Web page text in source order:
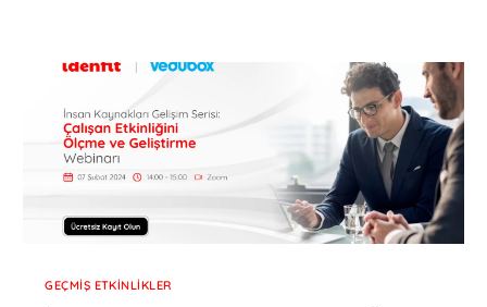
GEÇMIŞ ETKINLIKLER